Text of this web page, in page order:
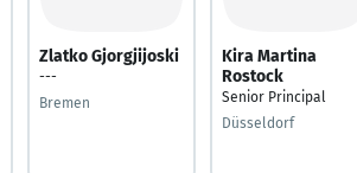
Zlatko Gjorgjijoski
---
Bremen
Kira Martina
Rostock
Senior Principal
Düsseldorf